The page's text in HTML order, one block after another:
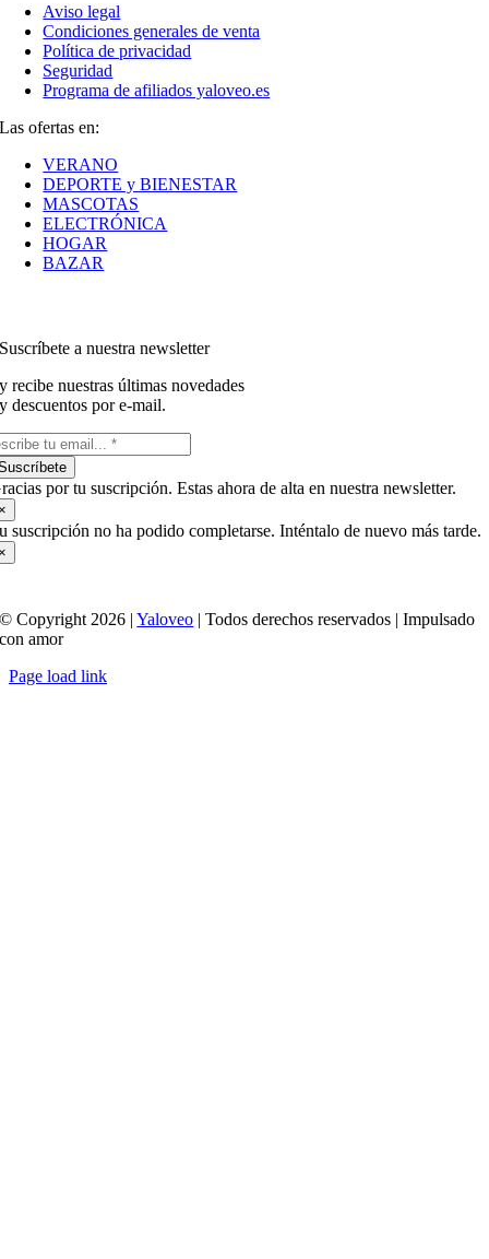
Aviso legal
Condiciones generales de venta
Política de privacidad
Seguridad
Programa de afiliados yaloveo.es
Las ofertas en:
VERANO
DEPORTE y BIENESTAR
MASCOTAS
ELECTRÓNICA
HOGAR
BAZAR
Suscríbete a nuestra newsletter
y recibe nuestras últimas novedades
y descuentos por e-mail.
por tu suscripción. Estas ahora de alta en nuestra newsletter.
suscripción no ha podido completarse. Inténtalo de nuevo más tarde.
© Copyright 2026 |Yaloveo | Todos derechos reservados | Impulsado
con amor
Page load link